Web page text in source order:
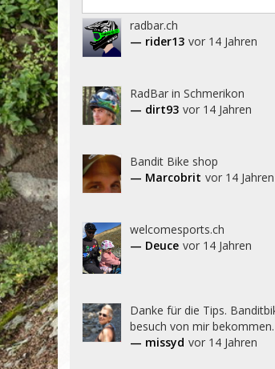
radbar.ch
— rider13 vor 14 Jahren
RadBar in Schmerikon
— dirt93 vor 14 Jahren
Bandit Bike shop
— Marcobrit vor 14 Jahren
welcomesports.ch
— Deuce vor 14 Jahren
Danke für die Tips.
besuch von mir
— missyd vor 14 Jahren